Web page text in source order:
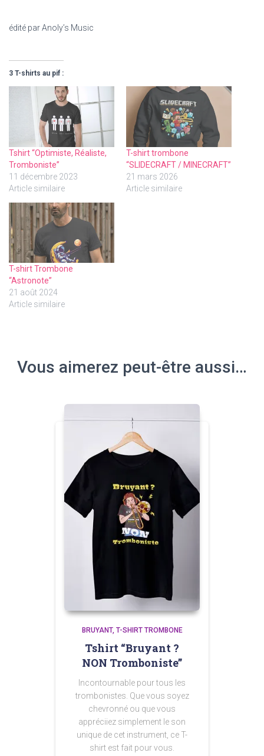
édité par Anoly’s Music
3 T-shirts au pif :
Tshirt “Optimiste, Réaliste,
Tromboniste”
11 décembre 2023
Article similaire
T-shirt trombone
“SLIDECRAFT / MINECRAFT”
21 mars 2026
Article similaire
T-shirt Trombone
“Astronote”
21 août 2024
Article similaire
Vous aimerez peut-être aussi…
BRUYANT T-SHIRT TROMBONE
Tshirt “Bruyant ?
NON Tromboniste”
Incontournable pour tous les
trombonistes. Que vous soyez
chevronné ou que vous
appréciiez simplement le son
unique de cet instrument, ce T-
shirt est fait pour vous.